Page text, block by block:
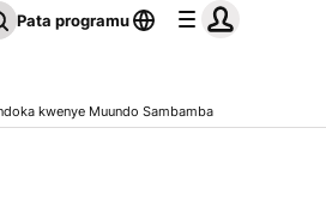
Pata programu
kwenye Muundo Sambamba